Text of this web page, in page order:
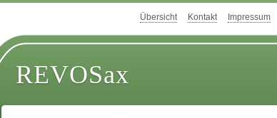
Übersicht Kontakt Impressum
REVOSax